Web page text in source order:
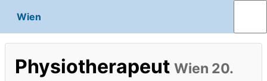
Wien
Physiotherapeut Wien 20.